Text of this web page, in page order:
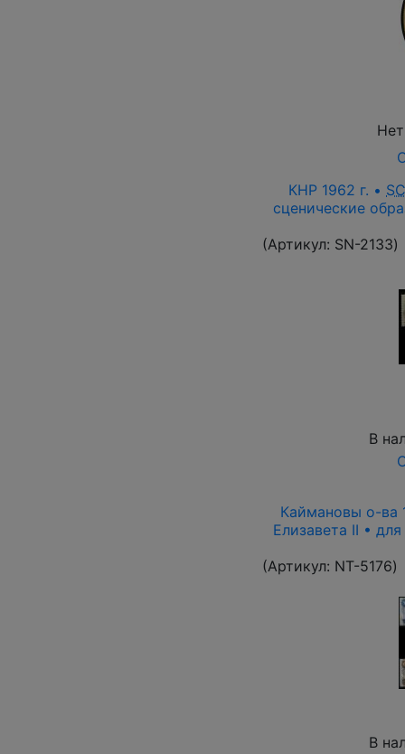
КНР 1962 г. •
сценические
(Артикул: SN-2133)
В
Каймановы о-ва
Елизавета II •
(Артикул: NT-5176)
В